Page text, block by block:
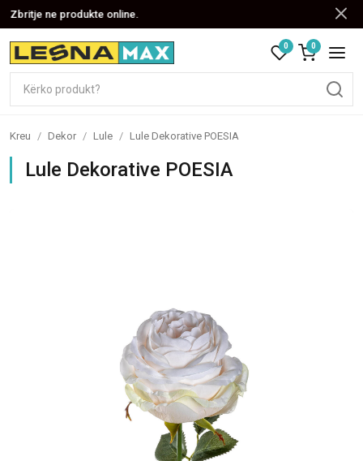
Zbritje ne produkte online.
0 0
Kreu / Dekor / Lule / Lule Dekorative POESIA
Lule Dekorative POESIA